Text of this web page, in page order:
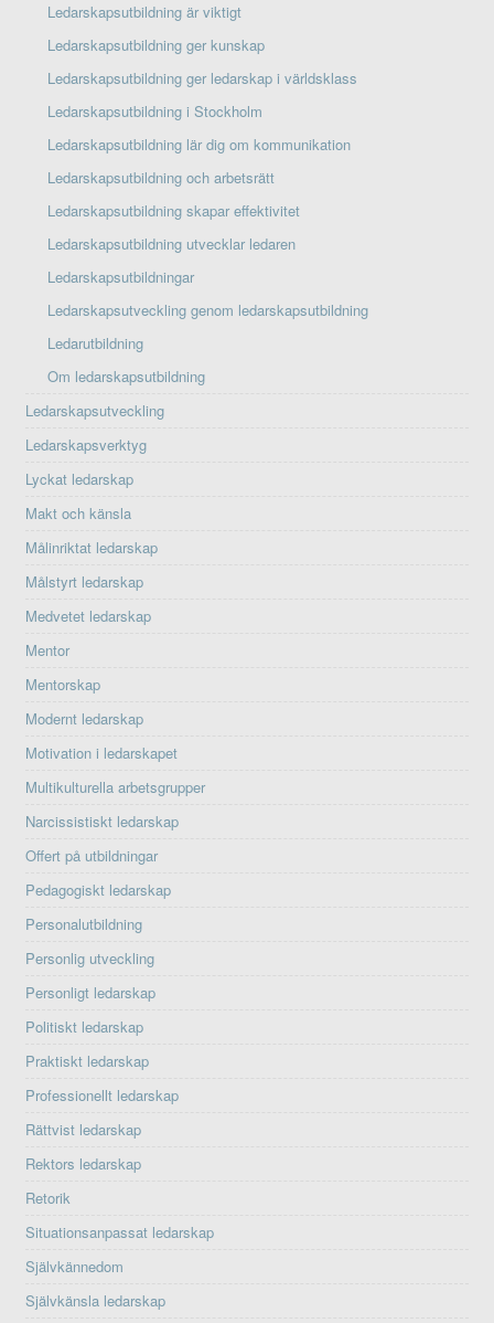
Ledarskapsutbildning är viktigt
Ledarskapsutbildning ger kunskap
Ledarskapsutbildning ger ledarskap i världsklass
Ledarskapsutbildning i Stockholm
Ledarskapsutbildning lär dig om kommunikation
Ledarskapsutbildning och arbetsrätt
Ledarskapsutbildning skapar effektivitet
Ledarskapsutbildning utvecklar ledaren
Ledarskapsutbildningar
Ledarskapsutveckling genom ledarskapsutbildning
Ledarutbildning
Om ledarskapsutbildning
Ledarskapsutveckling
Ledarskapsverktyg
Lyckat ledarskap
Makt och känsla
Målinriktat ledarskap
Målstyrt ledarskap
Medvetet ledarskap
Mentor
Mentorskap
Modernt ledarskap
Motivation i ledarskapet
Multikulturella arbetsgrupper
Narcissistiskt ledarskap
Offert på utbildningar
Pedagogiskt ledarskap
Personalutbildning
Personlig utveckling
Personligt ledarskap
Politiskt ledarskap
Praktiskt ledarskap
Professionellt ledarskap
Rättvist ledarskap
Rektors ledarskap
Retorik
Situationsanpassat ledarskap
Självkännedom
Självkänsla ledarskap